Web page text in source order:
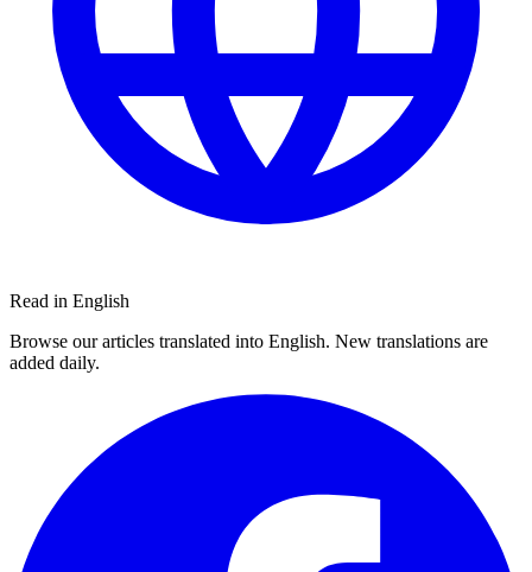
Read in English
Browse our articles translated into English. New translations are
added daily.